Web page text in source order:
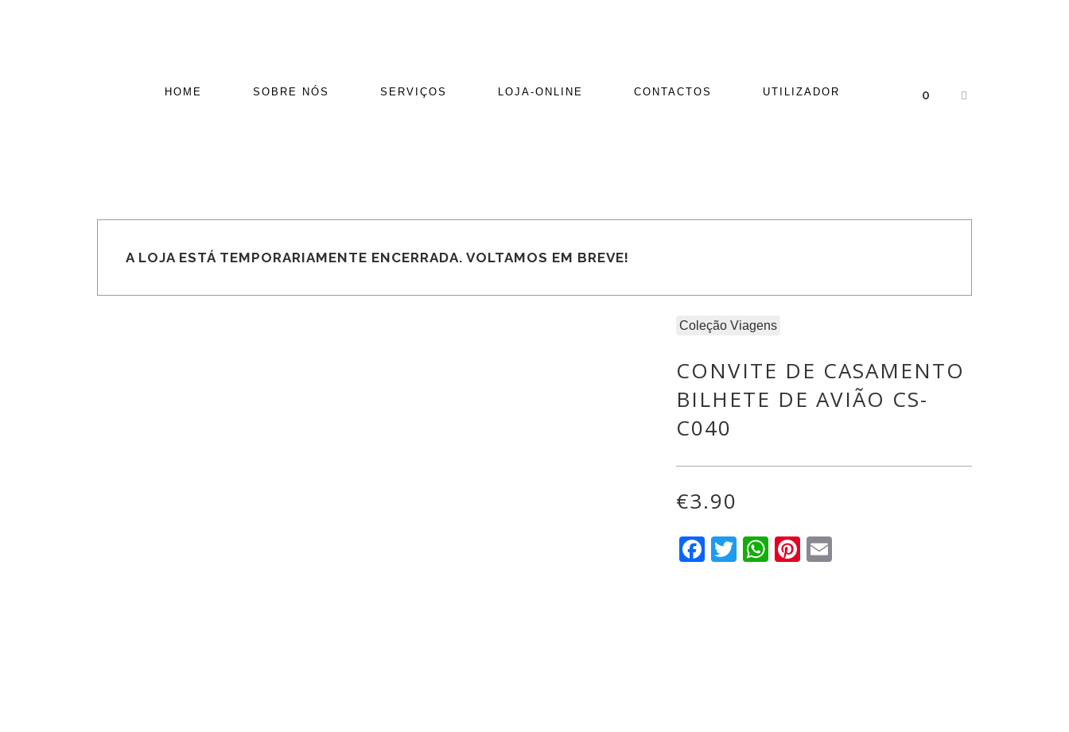
HOME SOBRE NÓS SERVIÇOS LOJA-ONLINE CONTACTOS UTILIZADOR 0
A LOJA ESTÁ TEMPORARIAMENTE ENCERRADA. VOLTAMOS EM BREVE!
Coleção Viagens
CONVITE DE CASAMENTO
BILHETE DE AVIÃO CS-
C040
€3.90
Facebook
TwitterWhatsApp
Pinterest